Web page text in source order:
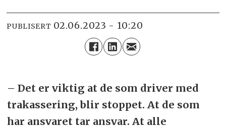
PUBLISERT 02.06.2023 - 10:20
– Det er viktig at de som driver med
trakassering, blir stoppet. At de som
har ansvaret tar ansvar. At alle